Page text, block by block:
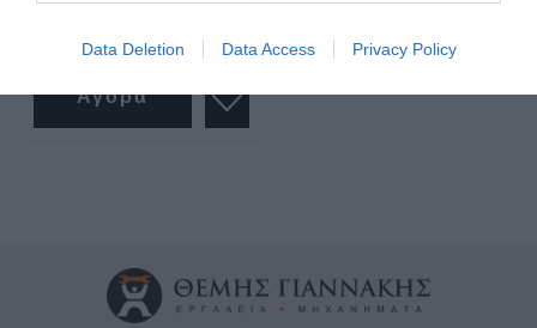
I want to allow Google to enable storage
Data Deletion Data Access Privacy Policy
53,10 €
Αγορά